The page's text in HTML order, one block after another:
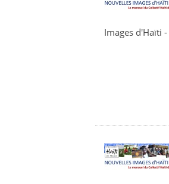
Images d'Haïti